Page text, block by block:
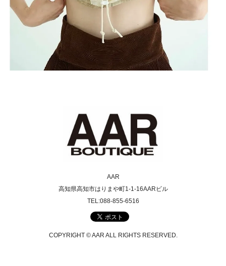
AAR
高知県高知市はりまや町1-1-16AARビル
TEL:088-855-6516
COPYRIGHT © AAR ALL RIGHTS RESERVED.